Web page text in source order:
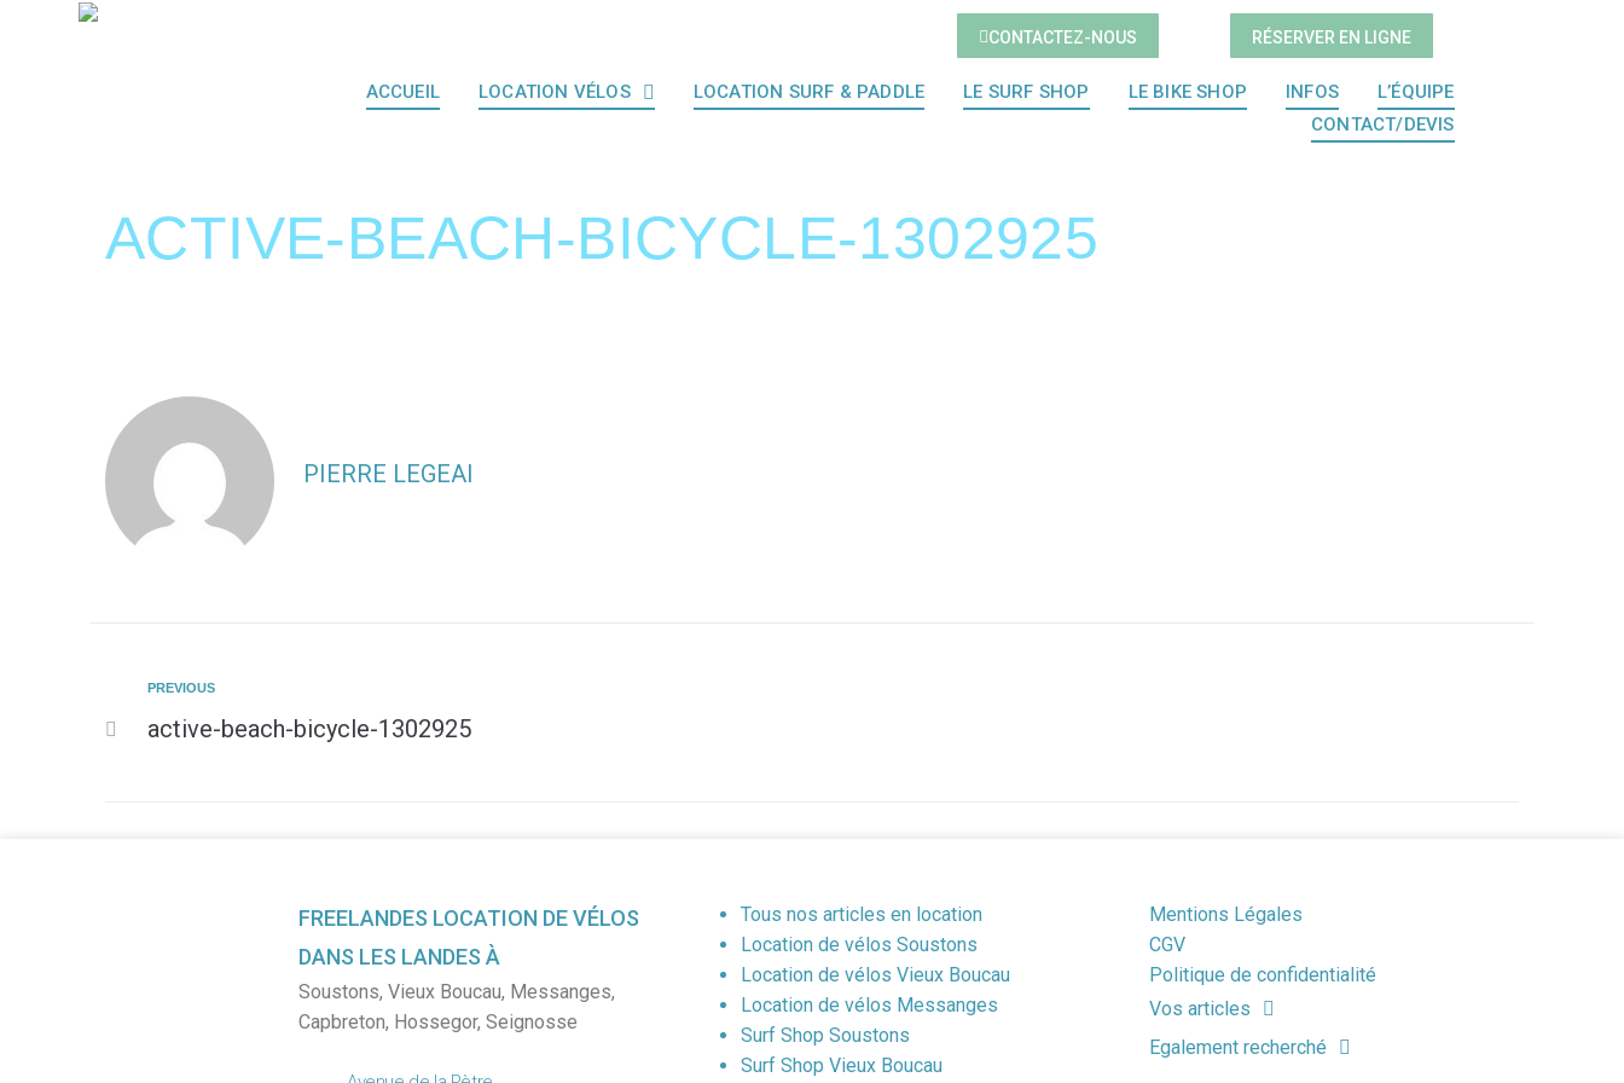
CONTACTEZ-NOUS RÉSERVER EN LIGNE
ACCUEIL LOCATION VÉLOS LOCATION SURF & PADDLE LE SURF SHOP LE BIKE SHOP INFOS
L’ÉQUIPE
CONTACT/DEVIS
ACTIVE-BEACH-BICYCLE-1302925
PIERRE LEGEAI
PREVIOUS
active-beach-bicycle-1302925
FREELANDES LOCATION DE VÉLOS
DANS LES LANDES À
Soustons,Vieux Boucau, Messanges,
Capbreton, Hossegor,Seignosse
Tous nos articles en location
Location de vélos Soustons
Location de vélos Vieux Boucau
Location de vélos Messanges
Surf Shop Soustons
Surf Shop Vieux Boucau
Mentions Légales
CGV
Politique de confidentialité
Vos articles
Egalement recherché